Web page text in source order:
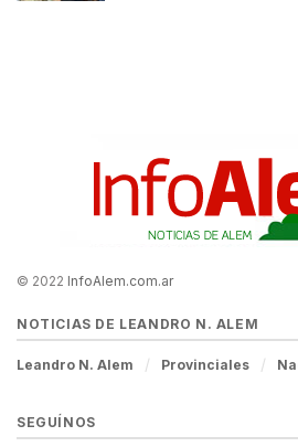
© 2022 InfoAlem.com.ar
NOTICIAS DE LEANDRO N. ALEM
Leandro N. Alem Provinciales
SEGUÍNOS